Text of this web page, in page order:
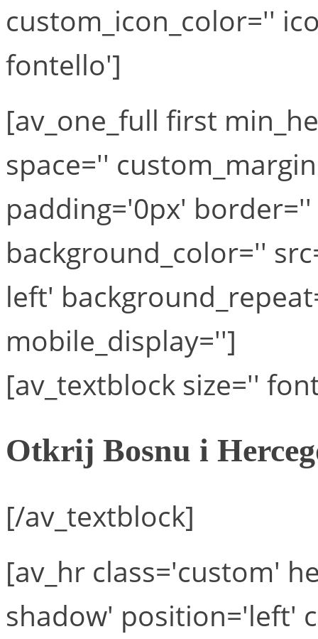
custom_icon_color=''
fontello']
[av_one_full first
space=''
padding='0px'
background_color=''
left'
mobile_display='']
[av_textblock size=''
Otkrij Bosnu i
[/av_textblock]
[av_hr class='custom'
shadow' position='left'